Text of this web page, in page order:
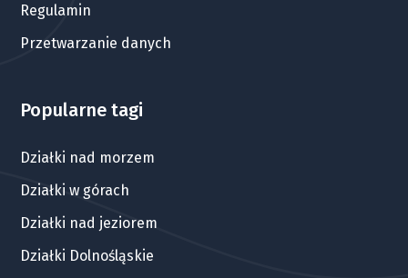
Regulamin
Przetwarzanie danych
Popularne tagi
Działki nad morzem
Działki w górach
Działki nad jeziorem
Działki Dolnośląskie